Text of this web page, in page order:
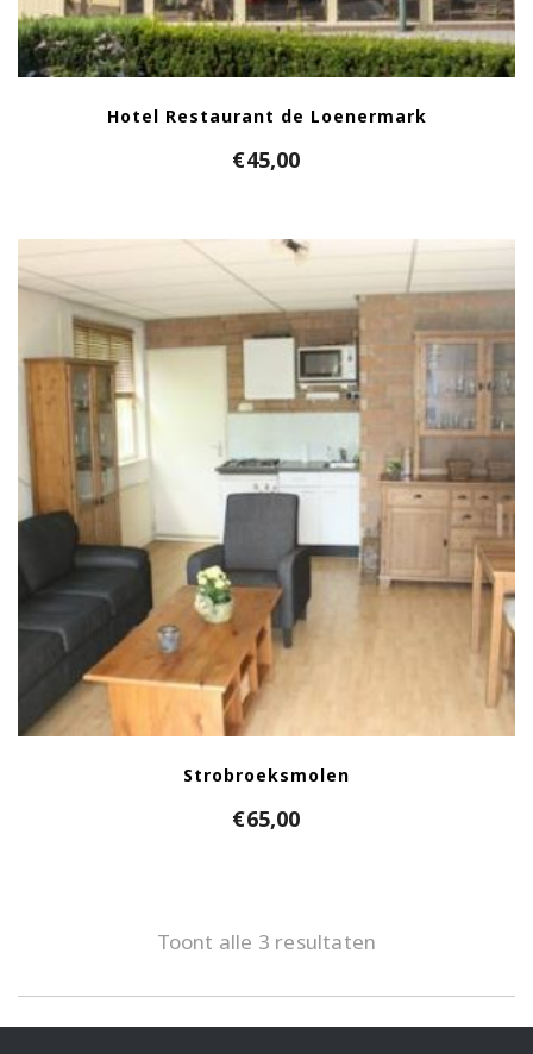
Hotel Restaurant de Loenermark
€45,00
Strobroeksmolen
€65,00
Toont alle 3 resultaten